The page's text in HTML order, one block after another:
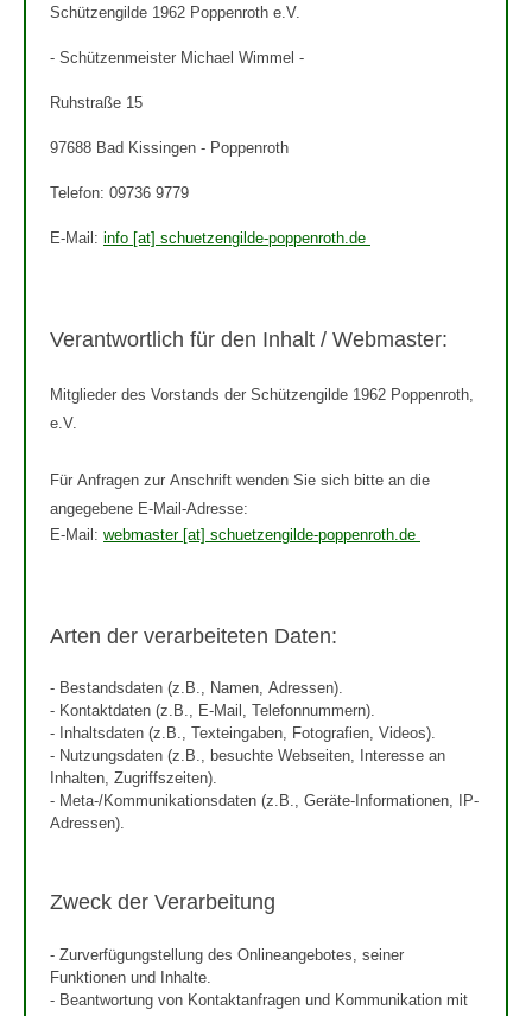
Schützengilde 1962 Poppenroth e.V.
- Schützenmeister Michael Wimmel -
Ruhstraße 15
97688 Bad Kissingen - Poppenroth
Telefon: 09736 9779
E-Mail: info [at] schuetzengilde-poppenroth.de
Verantwortlich für den Inhalt / Webmaster:
Mitglieder des Vorstands der Schützengilde 1962 Poppenroth,
e.V.
Für Anfragen zur Anschrift wenden Sie sich bitte an die
angegebene E-Mail-Adresse:
E-Mail: webmaster [at] schuetzengilde-poppenroth.de
Arten der verarbeiteten Daten:
- Bestandsdaten (z.B., Namen, Adressen).
- Kontaktdaten (z.B., E-Mail, Telefonnummern).
- Inhaltsdaten (z.B., Texteingaben, Fotografien, Videos).
- Nutzungsdaten (z.B., besuchte Webseiten, Interesse an
Inhalten, Zugriffszeiten).
- Meta-/Kommunikationsdaten (z.B., Geräte-Informationen, IP-
Adressen).
Zweck der Verarbeitung
- Zurverfügungstellung des Onlineangebotes, seiner
Funktionen und Inhalte.
- Beantwortung von Kontaktanfragen und Kommunikation mit